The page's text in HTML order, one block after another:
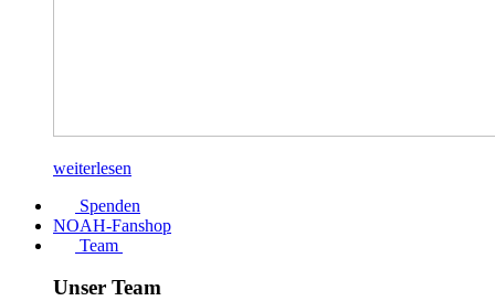
weiterlesen
Spenden
NOAH-Fanshop
Team
Unser Team